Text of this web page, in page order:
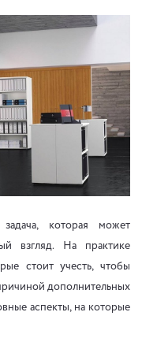
которая может
взгляд. На практике
стоит учесть, чтобы
дополнительных
аспекты, на которые